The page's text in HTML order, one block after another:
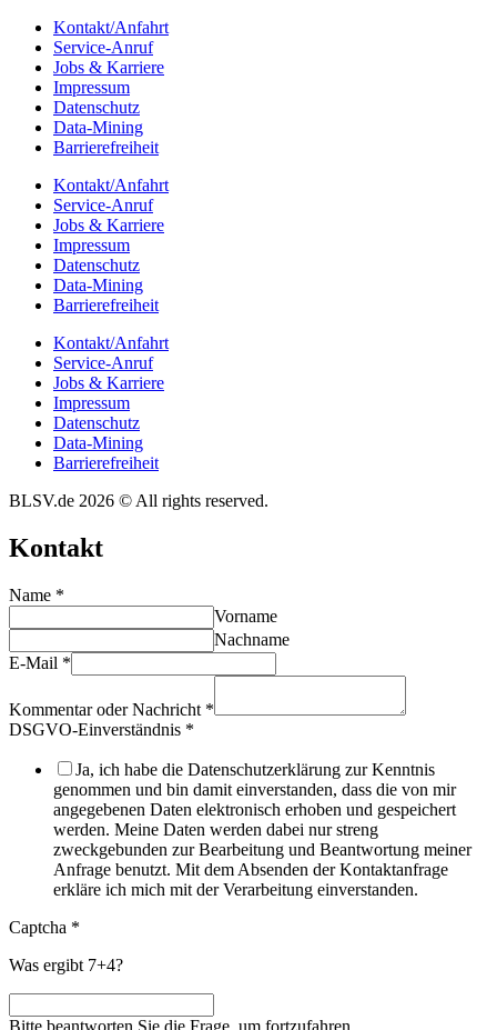
Kontakt/​​Anfahrt
Service-Anruf
Jobs & Karriere
Impres­sum
Daten­schutz
Data-Mining
Barrie­re­frei­heit
Kontakt/​​Anfahrt
Service-Anruf
Jobs & Karriere
Impres­sum
Daten­schutz
Data-Mining
Barrie­re­frei­heit
Kontakt/​​Anfahrt
Service-Anruf
Jobs & Karriere
Impres­sum
Daten­schutz
Data-Mining
Barrie­re­frei­heit
BLSV.de 2026 © All rights reserved.
Kontakt
Name *
Vorname
Nachname
E-Mail *
Kommentar oder Nachricht *
DSGVO-Einverständnis *
Ja, ich habe die Datenschutzerklärung zur Kenntnis
genommen und bin damit einverstanden, dass die von mir
angegebenen Daten elektronisch erhoben und gespeichert
werden. Meine Daten werden dabei nur streng
zweckgebunden zur Bearbeitung und Beantwortung meiner
Anfrage benutzt. Mit dem Absenden der Kontaktanfrage
erkläre ich mich mit der Verarbeitung einverstanden.
Captcha *
Was ergibt 7+4?
Bitte beantworten Sie die Frage, um fortzufahren.